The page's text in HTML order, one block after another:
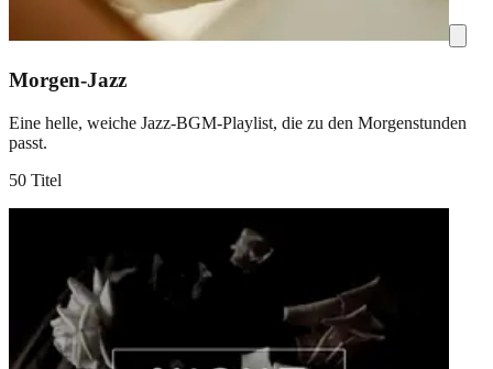
Morgen-Jazz
Eine helle, weiche Jazz-BGM-Playlist, die zu den Morgenstunden
passt.
50 Titel